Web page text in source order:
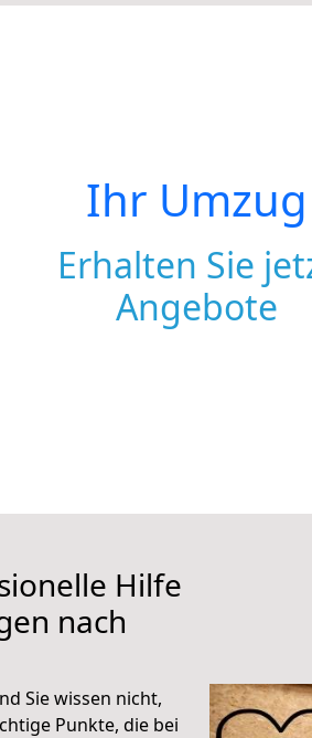
Ihr Umzug
Erhalten Sie
Angebote
Hilfe
nach
Sie wissen nicht,
Punkte, die bei